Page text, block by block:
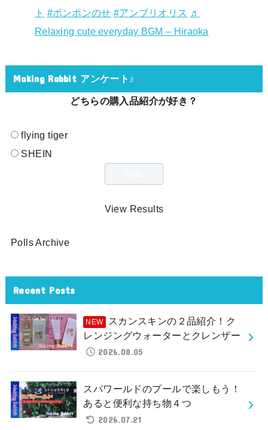
ト #ポンポンのせ #アンブリオリス
♬
Relaxing cute everyday BGM – Hiraoka
Making Rabbit アンケート♪
どちらの購入品紹介が好き？
flying tiger
SHEIN
View Results
Polls Archive
Recent Posts
スカンスキンの２品紹介！ク
レンジングウォーターとクレンザー
2026.08.05
スパワールドのプールで楽しもう！
あると便利な持ち物４つ
2026.07.21